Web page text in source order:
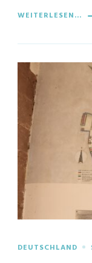
WEITERLESEN...
DEUTSCHLAND